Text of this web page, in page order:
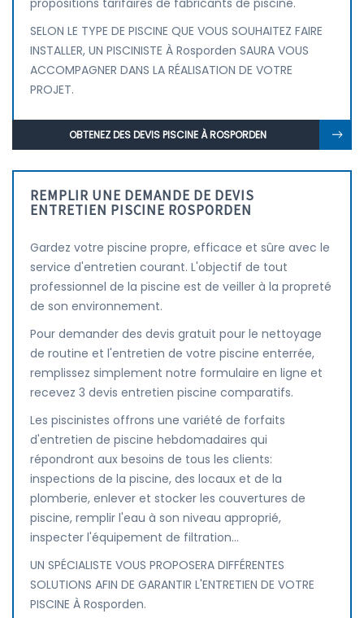
propositions tarifaires de fabricants de piscine.
SELON LE TYPE DE PISCINE QUE VOUS SOUHAITEZ FAIRE
INSTALLER, UN PISCINISTE À Rosporden SAURA VOUS
ACCOMPAGNER DANS LA RÉALISATION DE VOTRE
PROJET.
OBTENEZ DES DEVIS PISCINE À ROSPORDEN
REMPLIR UNE DEMANDE DE DEVIS
ENTRETIEN PISCINE ROSPORDEN
Gardez votre piscine propre, efficace et sûre avec le
service d'entretien courant. L'objectif de tout
professionnel de la piscine est de veiller à la propreté
de son environnement.
Pour demander des devis gratuit pour le nettoyage
de routine et l'entretien de votre piscine enterrée,
remplissez simplement notre formulaire en ligne et
recevez 3 devis entretien piscine comparatifs.
Les piscinistes offrons une variété de forfaits
d'entretien de piscine hebdomadaires qui
répondront aux besoins de tous les clients:
inspections de la piscine, des locaux et de la
plomberie, enlever et stocker les couvertures de
piscine, remplir l'eau à son niveau approprié,
inspecter l'équipement de filtration...
UN SPÉCIALISTE VOUS PROPOSERA DIFFÉRENTES
SOLUTIONS AFIN DE GARANTIR L'ENTRETIEN DE VOTRE
PISCINE À Rosporden.